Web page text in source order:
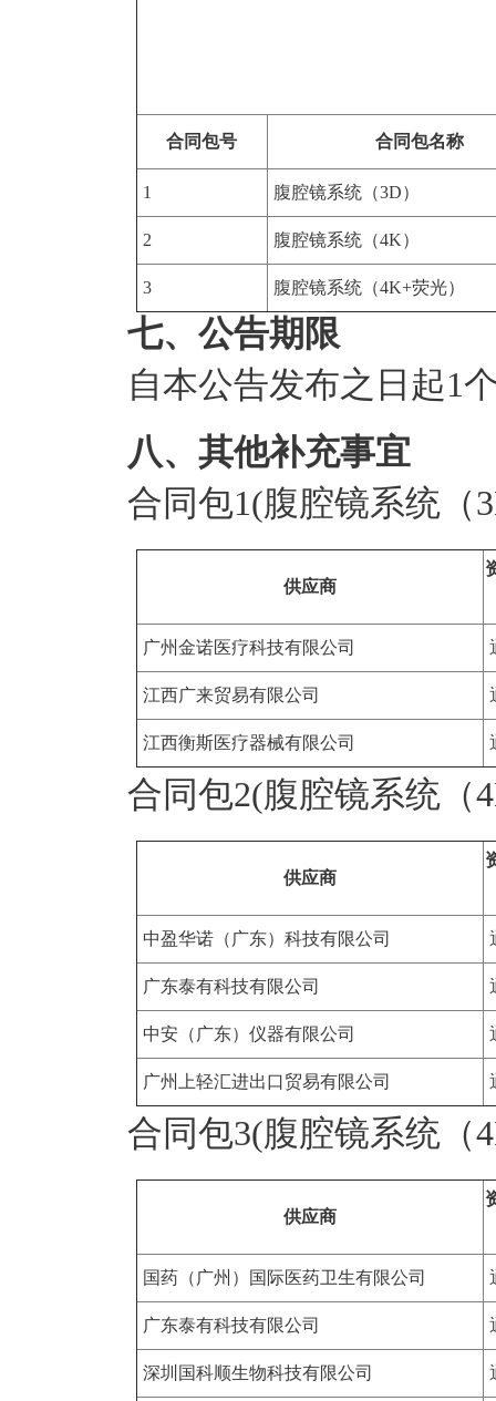
合同包号 合同包名称
1 腹腔镜系统（3D）
2 腹腔镜系统（4K）
3 腹腔镜系统（4K+荧光）
七、公告期限
自本公告发布之日起1
八、其他补充事宜
合同包1(腹腔镜系统（
供应商
广州金诺医疗科技有限公司
江西广来贸易有限公司
江西衡斯医疗器械有限公司
合同包2(腹腔镜系统（
供应商
中盈华诺（广东）科技有限公司
广东泰有科技有限公司
中安（广东）仪器有限公司
广州上轻汇进出口贸易有限公司
合同包3(腹腔镜系统（
供应商
国药（广州）国际医药卫生有限公司
广东泰有科技有限公司
深圳国科顺生物科技有限公司